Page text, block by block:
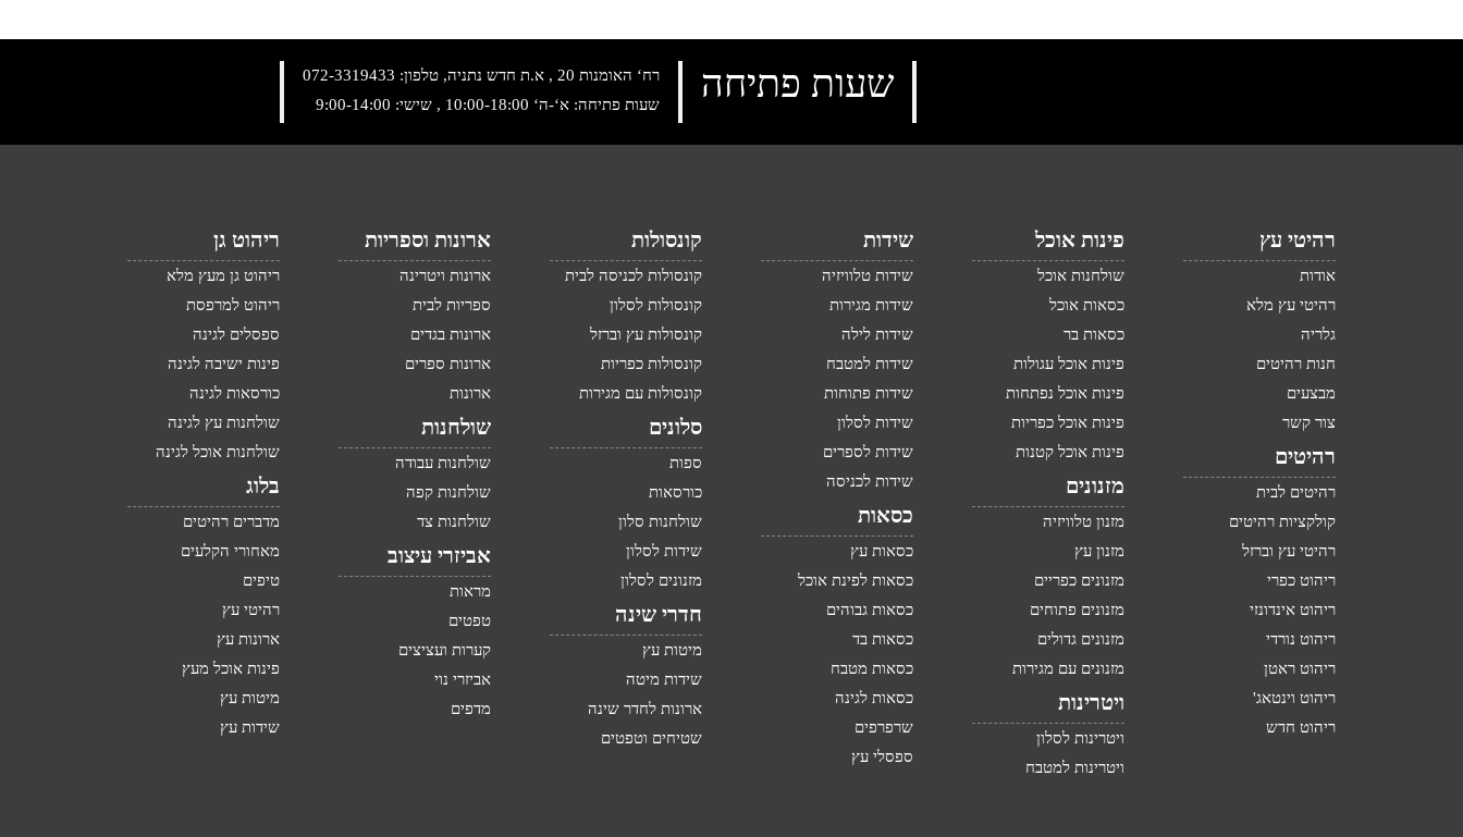
רח‘ האומנות 20 , א.ת חדש נתניה, טלפון:
072-3319433
שעות פתיחה: א‘-ה‘ 10:00-18:00 , שישי: 9:00-14:00
שעות פתיחה
רהיטי עץ
אודות
רהיטי עץ מלא
גלריה
חנות רהיטים
מבצעים
צור קשר
רהיטים
רהיטים לבית
קולקציות רהיטים
רהיטי עץ וברזל
ריהוט כפרי
ריהוט אינדונזי
ריהוט נורדי
ריהוט ראטן
ריהוט וינטאג'
ריהוט חדש
פינות אוכל
שולחנות אוכל
כסאות אוכל
כסאות בר
פינות אוכל עגולות
פינות אוכל נפתחות
פינות אוכל כפריות
פינות אוכל קטנות
מזנונים
מזנון טלוויזיה
מזנון עץ
מזנונים כפריים
מזנונים פתוחים
מזנונים גדולים
מזנונים עם מגירות
ויטרינות
ויטרינות לסלון
ויטרינות למטבח
שידות
שידות טלוויזיה
שידות מגירות
שידות לילה
שידות למטבח
שידות פתוחות
שידות לסלון
שידות לספרים
שידות לכניסה
כסאות
כסאות עץ
כסאות לפינת אוכל
כסאות גבוהים
כסאות בד
כסאות מטבח
כסאות לגינה
שרפרפים
ספסלי עץ
קונסולות
קונסולות לכניסה לבית
קונסולות לסלון
קונסולות עץ וברזל
קונסולות כפריות
קונסולות עם מגירות
סלונים
ספות
כורסאות
שולחנות סלון
שידות לסלון
מזנונים לסלון
חדרי שינה
מיטות עץ
שידות מיטה
ארונות לחדר שינה
שטיחים וטפטים
ארונות וספריות
ארונות ויטרינה
ספריות לבית
ארונות בגדים
ארונות ספרים
ארונות
שולחנות
שולחנות עבודה
שולחנות קפה
שולחנות צד
אביזרי עיצוב
מראות
טפטים
קערות ועציצים
אביזרי נוי
מדפים
ריהוט גן
ריהוט גן מעץ מלא
ריהוט למרפסת
ספסלים לגינה
פינות ישיבה לגינה
כורסאות לגינה
שולחנות עץ לגינה
שולחנות אוכל לגינה
בלוג
מדברים רהיטים
מאחורי הקלעים
טיפים
רהיטי עץ
ארונות עץ
פינות אוכל מעץ
מיטות עץ
שידות עץ